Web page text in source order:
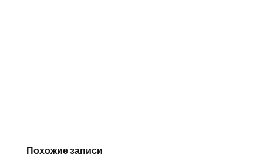
Похожие записи